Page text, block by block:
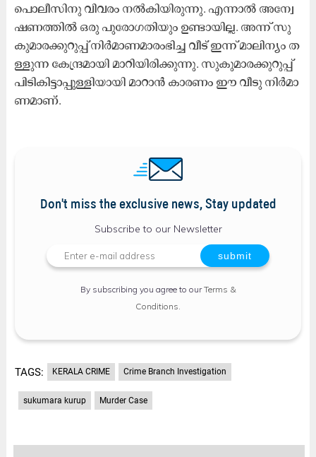
പൊ​ലീ​സി​നു വി​വ​രം ന​ല്‍കി​യി​രു​ന്നു. എ​ന്നാ​ല്‍ അ​ന്വേ​
ഷ​ണ​ത്തി​ല്‍ ഒ​രു പു​രോ​ഗ​തി​യും ഉ​ണ്ടാ​യി​ല്ല. അ​ന്ന് സു​
കു​മാ​ര​ക്കു​റു​പ്പ് നി​ർ​മാ​ണ​മാ​രം​ഭി​ച്ച വീ​ട് ഇ​ന്ന് മാ​ലി​ന്യം ത​
ള്ളു​ന്ന കേ​ന്ദ്ര​മാ​യി മാ​റി​യി​രി​ക്കു​ന്നു. സു​കു​മാ​ര​ക്കു​റു​പ്പ്
പി​ടി​കി​ട്ടാ​പ്പു​ള്ളി​യാ​യി മാ​റാ​ൻ കാ​ര​ണം ഈ ​വീ​ടു നി​ർ​മാ​
ണ​മാ​ണ്.
Don't miss the exclusive news, Stay updated
Subscribe to our Newsletter
By subscribing you agree to ourTerms &
Conditions
TAGS: KERALA CRIME Crime Branch Investigation
sukumara kurup Murder Case